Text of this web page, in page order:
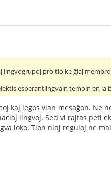
lingvogrupoj pro tio ke ĝiaj
esperantlingvajn temojn en la
kaj legos vian mesaĝon. Ne
lingvoj. Sed vi rajtas peti
loko. Tion niaj reguloj ne